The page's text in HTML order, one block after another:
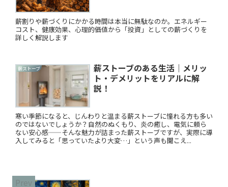
薪割りや薪づくりにかかる時間は本当に無駄なのか。エネルギー
コスト、健康効果、心理的価値から「投資」としての薪づくりを
詳しく解説します
薪ストーブ
薪ストーブのある生活｜メリッ
ト・デメリットをリアルに解
説！
寒い季節になると、じんわりと温まる薪ストーブに憧れる方も多い
のではないでしょうか？自然のぬくもり、炎の癒し、電気に頼ら
ない安心感——そんな魅力が詰まった薪ストーブですが、実際に導
入してみると「思っていたより大変…」という声も聞こえ...